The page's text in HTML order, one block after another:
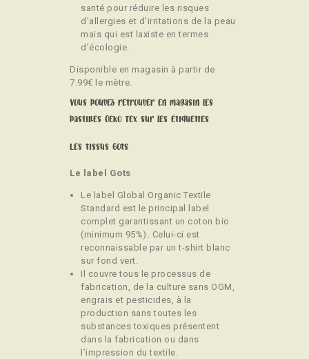
santé pour réduire les risques
d’allergies et d’irritations de la peau
mais qui est laxiste en termes
d’écologie.
Disponible en magasin à partir de
7.99€ le mètre.
Vous pouvez retrouver en magasin les
pastilles Oeko Tex sur les étiquettes
Les tissus Gots
Le label Gots
Le label Global Organic Textile
Standard est le principal label
complet garantissant un coton bio
(minimum 95%) . Celui-ci est
reconnaissable par un t-shirt blanc
sur fond vert.
Il couvre tous le processus de
fabrication, de la culture sans OGM,
engrais et pesticides, à la
production sans toutes les
substances toxiques présentent
dans la fabrication ou dans
l’impression du textile.